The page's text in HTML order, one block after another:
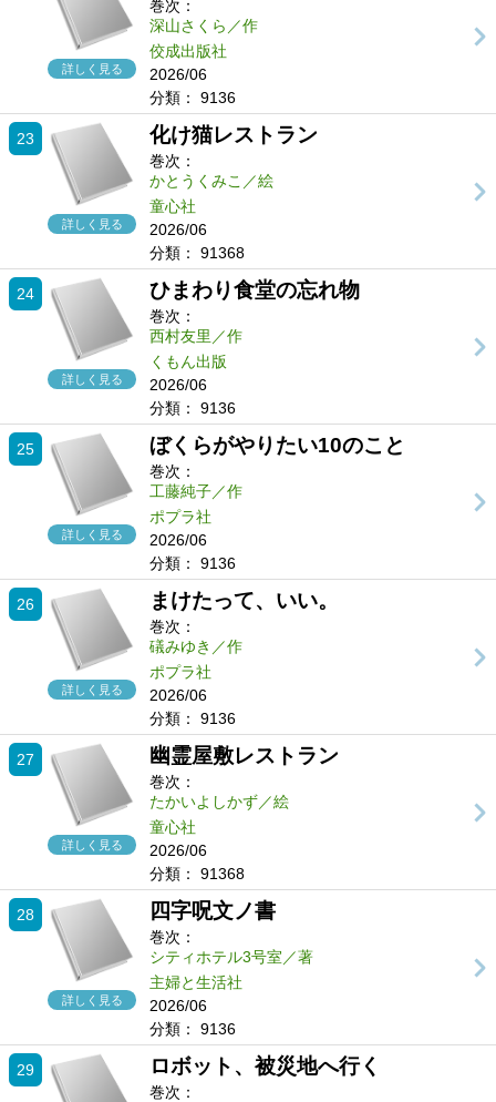
詳しく見る
巻次：
深山さくら／作
佼成出版社
2026/06
分類：
9136
23
詳しく見る
化け猫レストラン
巻次：
かとうくみこ／絵
童心社
2026/06
分類：
91368
24
詳しく見る
ひまわり食堂の忘れ物
巻次：
西村友里／作
くもん出版
2026/06
分類：
9136
25
詳しく見る
ぼくらがやりたい10のこと
巻次：
工藤純子／作
ポプラ社
2026/06
分類：
9136
26
詳しく見る
まけたって、いい。
巻次：
礒みゆき／作
ポプラ社
2026/06
分類：
9136
27
詳しく見る
幽霊屋敷レストラン
巻次：
たかいよしかず／絵
童心社
2026/06
分類：
91368
28
詳しく見る
四字呪文ノ書
巻次：
シティホテル3号室／著
主婦と生活社
2026/06
分類：
9136
29 ロボット、被災地へ行く
巻次：